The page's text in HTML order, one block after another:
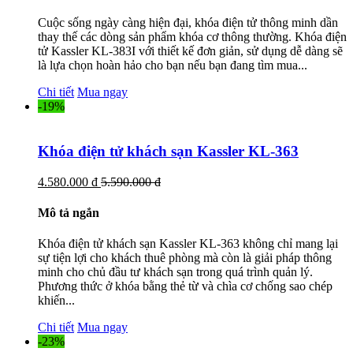
Cuộc sống ngày càng hiện đại, khóa điện tử thông minh dần
thay thế các dòng sản phẩm khóa cơ thông thường. Khóa điện
tử Kassler KL-383I với thiết kế đơn giản, sử dụng dễ dàng sẽ
là lựa chọn hoàn hảo cho bạn nếu bạn đang tìm mua...
Chi tiết Mua ngay
-19%
Khóa điện tử khách sạn Kassler KL-363
4.580.000 đ 5.590.000 đ
Mô tả ngắn
Khóa điện tử khách sạn Kassler KL-363 không chỉ mang lại
sự tiện lợi cho khách thuê phòng mà còn là giải pháp thông
minh cho chủ đầu tư khách sạn trong quá trình quản lý.
Phương thức ở khóa bằng thẻ từ và chìa cơ chống sao chép
khiến...
Chi tiết Mua ngay
-23%